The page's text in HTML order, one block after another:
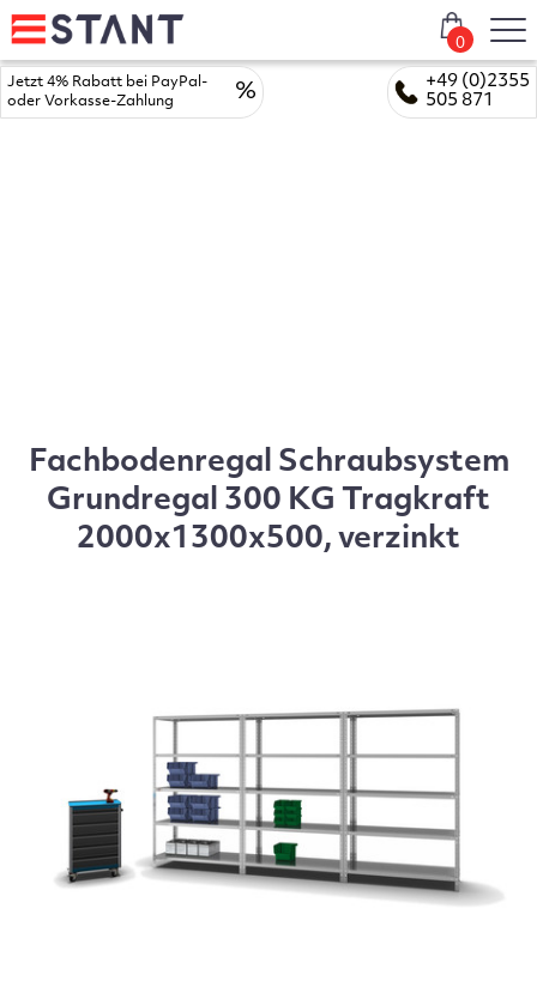
+49 (0)2355
505 871
Jetzt 4% Rabatt bei PayPal-
oder Vorkasse-Zahlung
%
0
Fachbodenregal Schraubsystem
Grundregal 300 KG Tragkraft
2000x1300x500, verzinkt